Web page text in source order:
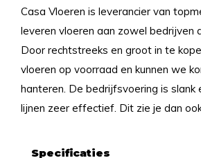
Casa Vloeren is leverancier van
leveren vloeren aan zowel bedrijven
Door rechtstreeks en groot in te
vloeren op voorraad en kunnen we
hanteren. De bedrijfsvoering is slank
lijnen zeer effectief. Dit zie je dan
Specificaties